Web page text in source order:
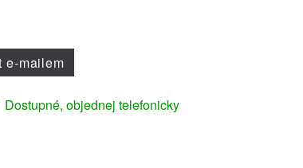
e-mailem
Dostupné, objednej telefonicky